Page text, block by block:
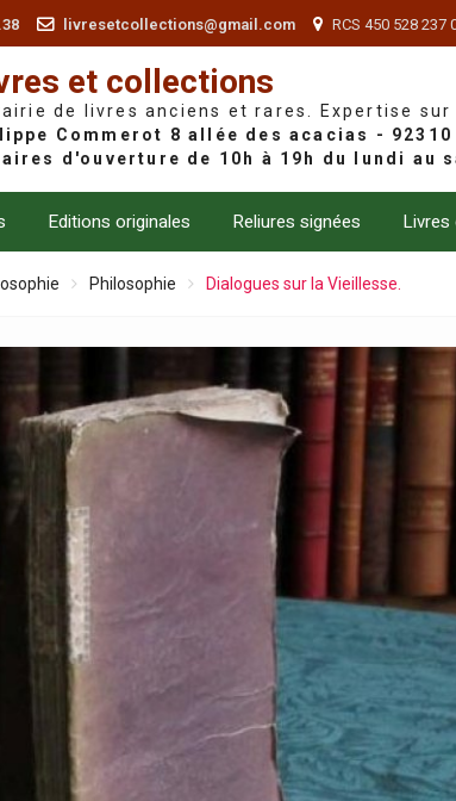
livresetcollections@gmail.com RCS 450 528 237
et collections
de livres anciens et rares. Expertise sur
Editions originales Reliures signées Livres
Philosophie Dialogues sur la Vieillesse.